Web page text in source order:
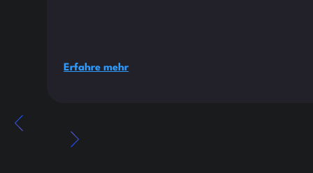
Erfahre mehr